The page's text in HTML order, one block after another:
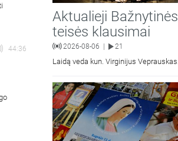
44:36
Aktualieji Bažnytinės
teisės klausimai
2026-08-06 21
Laidą veda kun. Virginijus Veprauskas.